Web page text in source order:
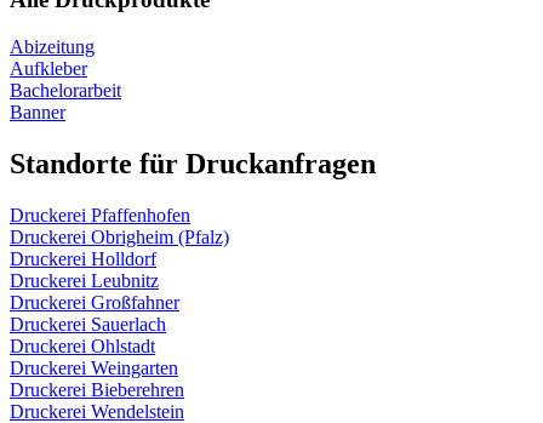
Abizeitung
Aufkleber
Bachelorarbeit
Banner
Standorte für Druckanfragen
Druckerei Pfaffenhofen
Druckerei Obrigheim (Pfalz)
Druckerei Holldorf
Druckerei Leubnitz
Druckerei Großfahner
Druckerei Sauerlach
Druckerei Ohlstadt
Druckerei Weingarten
Druckerei Bieberehren
Druckerei Wendelstein